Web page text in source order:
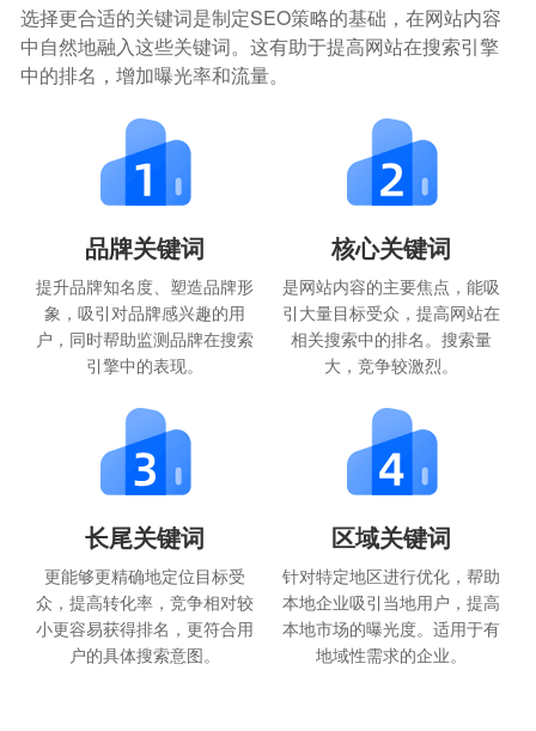
选择更合适的关键词是制定SEO策略的基础，在网站内容
中自然地融入这些关键词。这有助于提高网站在搜索引擎
中的排名，增加曝光率和流量。
品牌关键词
提升品牌知名度、塑造品牌形
象，吸引对品牌感兴趣的用
户，同时帮助监测品牌在搜索
引擎中的表现。
核心关键词
是网站内容的主要焦点，能吸
引大量目标受众，提高网站在
相关搜索中的排名。搜索量
大，竞争较激烈。
长尾关键词
更能够更精确地定位目标受
众，提高转化率，竞争相对较
小更容易获得排名，更符合用
户的具体搜索意图。
区域关键词
针对特定地区进行优化，帮助
本地企业吸引当地用户，提高
本地市场的曝光度。适用于有
地域性需求的企业。